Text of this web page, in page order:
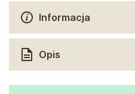
Informacja
Opis